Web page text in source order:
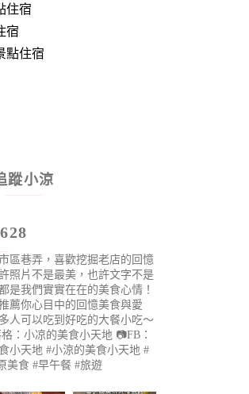
住宿
宿
點住宿
蹤小涼
區巷弄，喜歡挖掘老店的回憶
照片不是最美，也許文字不是
是我們實實在在的美食心情！
薦你心目中的回憶美食與愛
人可以吃到好吃的大餐小吃～
格：小凉的美食小天地 📷FB：
小天地 #小涼的美食小天地 #
美食 #早午餐 #旅遊